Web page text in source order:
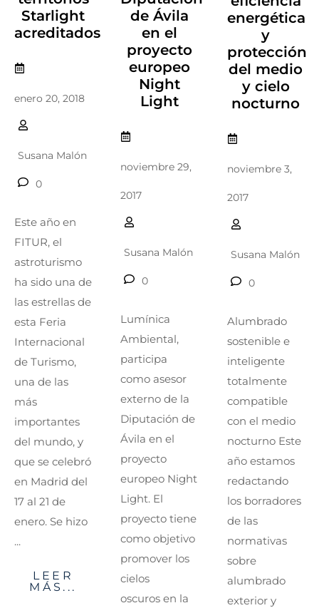
Starlight
acreditados
enero 20, 2018
Susana Malón
0
Este año en
FITUR, el
astroturismo
ha sido una de
las estrellas de
esta Feria
Internacional
de Turismo,
una de las
más
importantes
del mundo, y
que se celebró
en Madrid del
17 al 21 de
enero. Se hizo
...
LEER
MÁS...
de Ávila
en el
proyecto
europeo
Night
Light
noviembre 29,
2017
Susana Malón
0
Lumínica
Ambiental,
participa
como asesor
externo de la
Diputación de
Ávila en el
proyecto
europeo Night
Light. El
proyecto tiene
como objetivo
promover los
cielos
oscuros en la
energética
y
protección
del medio
y cielo
nocturno
noviembre 3,
2017
Susana Malón
0
Alumbrado
sostenible e
inteligente
totalmente
compatible
con el medio
nocturno Este
año estamos
redactando
los borradores
de las
normativas
sobre
alumbrado
exterior y